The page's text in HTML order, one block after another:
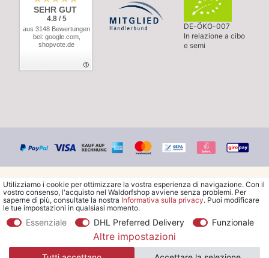
SEHR GUT
4.8 / 5
aus 3148 Bewertungen
bei: google.com,
shopvote.de
DE-ÖKO-007
In relazione a cibo
e semi
© Copyright 2026 Waldorfshop |Tutti i diritti riservati.
*Ordina la spedizione gratuita in Italia a partire da 99 €. Sono
Utilizziamo i cookie per ottimizzare la vostra esperienza di navigazione. Con il
vostro consenso, l'acquisto nel Waldorfshop avviene senza problemi. Per
saperne di più, consultate la nostra Informativa sulla privacy. Puoi modificare
le tue impostazioni in qualsiasi momento.
Essenziale DHL Preferred Delivery Funzionale
Altre impostazioni